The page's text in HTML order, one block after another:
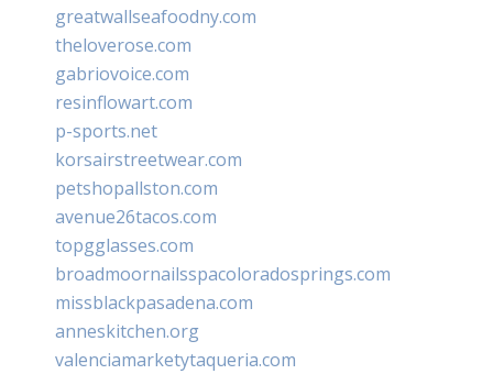
greatwallseafoodny.com
theloverose.com
gabriovoice.com
resinflowart.com
p-sports.net
korsairstreetwear.com
petshopallston.com
avenue26tacos.com
topgglasses.com
broadmoornailsspacoloradosprings.com
missblackpasadena.com
anneskitchen.org
valenciamarketytaqueria.com